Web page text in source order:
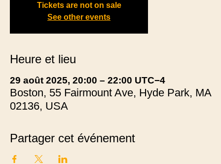
Tickets are not on sale
See other events
Heure et lieu
29 août 2025, 20:00 – 22:00 UTC−4
Boston, 55 Fairmount Ave, Hyde Park, MA
02136, USA
Partager cet événement